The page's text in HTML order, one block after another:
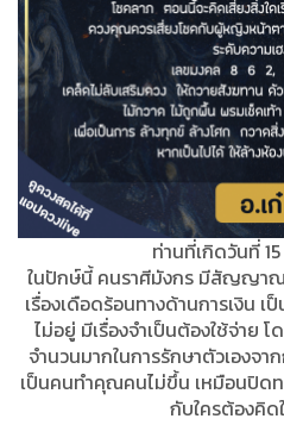
ท่านที่เกิดวันที่
ในปักษ์นี้ คนราศีมังกร มีสัญญาณ
เรื่องเดือดร้อนทางด้านการเงิน เ
ไม่อยู่ มีเรื่องจำเป็นต้องใช้จ่าย โ
จำนวนมากในการรักษาตัวเองจา
เป็นคนทำคุณคนไม่ขึ้น เหมือนปิดท
กับใครต้องคิด